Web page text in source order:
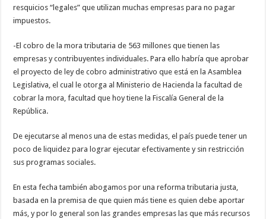
resquicios “legales” que utilizan muchas empresas para no pagar
impuestos.
-El cobro de la mora tributaria de 563 millones que tienen las
empresas y contribuyentes individuales. Para ello habría que aprobar
el proyecto de ley de cobro administrativo que está en la Asamblea
Legislativa, el cual le otorga al Ministerio de Hacienda la facultad de
cobrar la mora, facultad que hoy tiene la Fiscalía General de la
República.
De ejecutarse al menos una de estas medidas, el país puede tener un
poco de liquidez para lograr ejecutar efectivamente y sin restricción
sus programas sociales.
En esta fecha también abogamos por una reforma tributaria justa,
basada en la premisa de que quien más tiene es quien debe aportar
más, y por lo general son las grandes empresas las que más recursos